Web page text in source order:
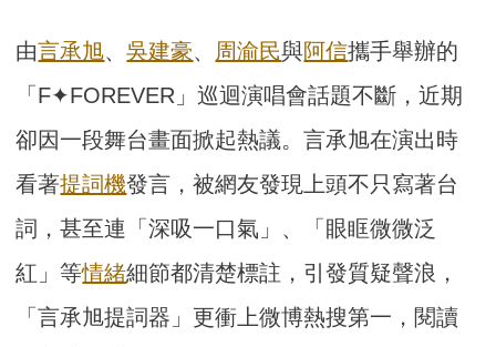
由言承旭、吳建豪、 周渝民與阿信攜手舉辦的
「F✦FOREVER」巡迴演唱會話題不斷，近期
卻因一段舞台畫面掀起熱議。言承旭在演出時
看著提詞機發言，被網友發現上頭不只寫著台
詞，甚至連「深吸一口氣」、「眼眶微微泛
紅」等情緒細節都清楚標註，引發質疑聲浪，
「言承旭提詞器」更衝上微博熱搜第一，閱讀